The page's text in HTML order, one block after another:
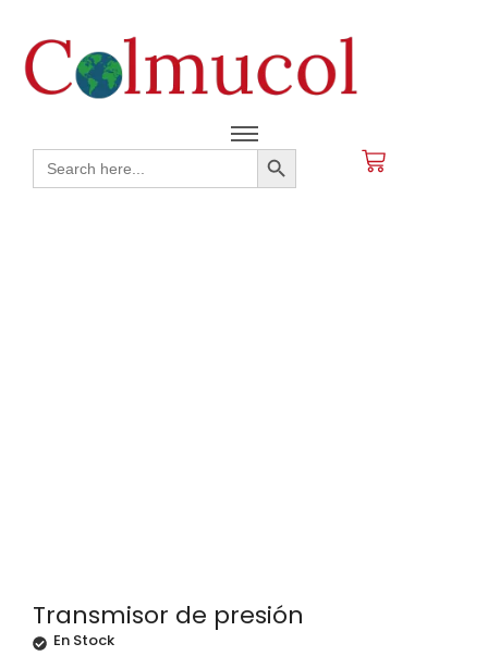
Search
for:
Search Button
Transmisor de presión
En Stock